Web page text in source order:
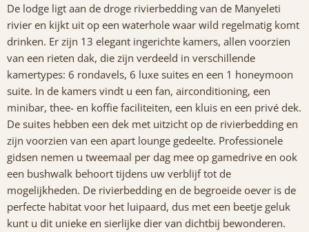
De lodge ligt aan de droge rivierbedding van de Manyeleti
rivier en kijkt uit op een waterhole waar wild regelmatig komt
drinken. Er zijn 13 elegant ingerichte kamers, allen voorzien
van een rieten dak, die zijn verdeeld in verschillende
kamertypes: 6 rondavels, 6 luxe suites en een 1 honeymoon
suite. In de kamers vindt u een fan, airconditioning, een
minibar, thee- en koffie faciliteiten, een kluis en een privé dek.
De suites hebben een dek met uitzicht op de rivierbedding en
zijn voorzien van een apart lounge gedeelte. Professionele
gidsen nemen u tweemaal per dag mee op gamedrive en ook
een bushwalk behoort tijdens uw verblijf tot de
mogelijkheden. De rivierbedding en de begroeide oever is de
perfecte habitat voor het luipaard, dus met een beetje geluk
kunt u dit unieke en sierlijke dier van dichtbij bewonderen.